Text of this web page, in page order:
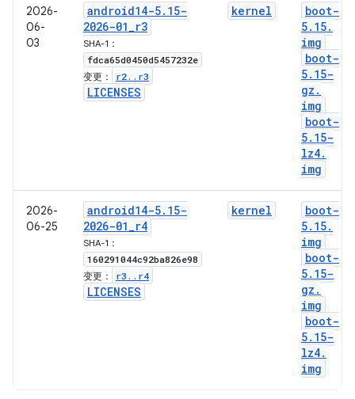
2026-
06-
03
android14-5. 15-
2026-01_r3
SHA-1：
fdca65d0450d5457232e
变更： r2. . r3
LICENSES
kernel
boot-
5. 15.
img
boot-
5. 15-
gz .
img
boot-
5. 15-
lz4.
img
2026-
06-25
android14-5. 15-
2026-01_r4
SHA-1：
160291044c92ba826e98
变更： r3 . . r4
LICENSES
kernel
boot-
5. 15.
img
boot-
5. 15-
gz .
img
boot-
5. 15-
lz4.
img